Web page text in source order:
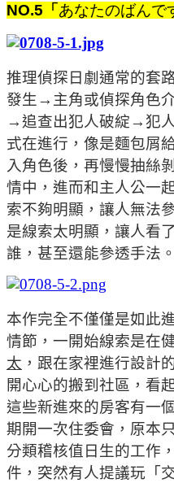
NO.5 「 あなたのばんで
推理偵探日劇通常的套
發生→主角或偵探角色
→追查出犯人破綻→犯
式在進行，像是麵包屑
入角色後，再慢慢抽絲
情中，進而和主人公一
索不夠明顯，讓人無法
是線索太明顯，讓人看
誰，甚至還能參透手法。
本作完全不僅僅是如此
情節，一開始線索是在
太 ，跟在家裡進行設計
開心心的搬到社區，看
這些新進來的房客有一
期開一次住委會，原本
分類稽核值日生的工作
件，突然有人提議玩「